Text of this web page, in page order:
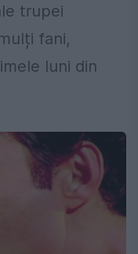
trupei
fani,
luni din